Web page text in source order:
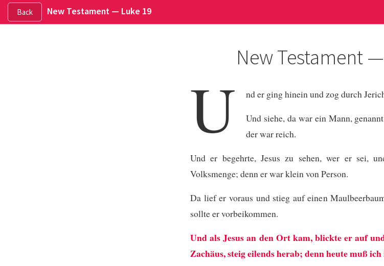
Back New Testament — Luke 19
New Testament
U
nd er ging hinein und zog durch
Und siehe, da war ein Mann,
der war reich.
Und er begehrte, Jesus zu sehen, wer er sei,
Volksmenge; denn er war klein von Person.
Da lief er voraus und stieg auf einen
sollte er vorbeikommen.
Und als Jesus an den Ort kam, blickte er auf
Zachäus, steig eilends herab; denn heute muß